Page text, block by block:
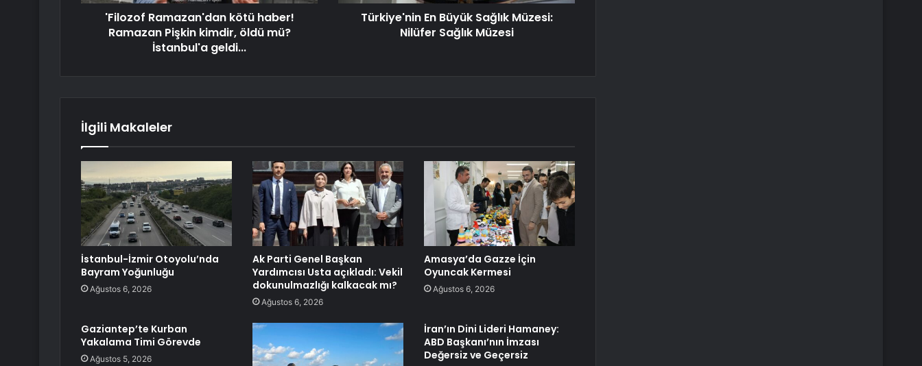
'Filozof Ramazan'dan kötü haber!
Ramazan Pişkin kimdir, öldü mü?
İstanbul'a geldi...
Türkiye'nin En Büyük Sağlık Müzesi:
Nilüfer Sağlık Müzesi
İlgili Makaleler
İstanbul-İzmir Otoyolu’nda
Bayram Yoğunluğu
Ağustos 6, 2026
Ak Parti Genel Başkan
Yardımcısı Usta açıkladı: Vekil
dokunulmazlığı kalkacak mı?
Ağustos 6, 2026
Amasya’da Gazze İçin
Oyuncak Kermesi
Ağustos 6, 2026
Gaziantep’te Kurban
Yakalama Timi Görevde
Ağustos 5, 2026
İran’ın Dini Lideri Hamaney:
ABD Başkanı’nın İmzası
Değersiz ve Geçersiz